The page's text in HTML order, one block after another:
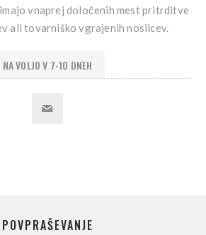
vnaprej določenih mest pritrditve
ali tovarniško vgrajenih nosilcev.
NA VOLJO V 7-10 DNEH
POVPRAŠEVANJE